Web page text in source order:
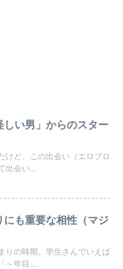
しい男」からのスター
けど、この出会い（エロブロ
出会い...
にも重要な相性（マジ
りの時期。学生さんでいえば
～年目...